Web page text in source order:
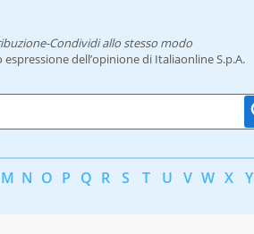
Condividi allo stesso modo
dell’opinione di Italiaonline S.p.A.
M N O P Q R S T U V W X Y